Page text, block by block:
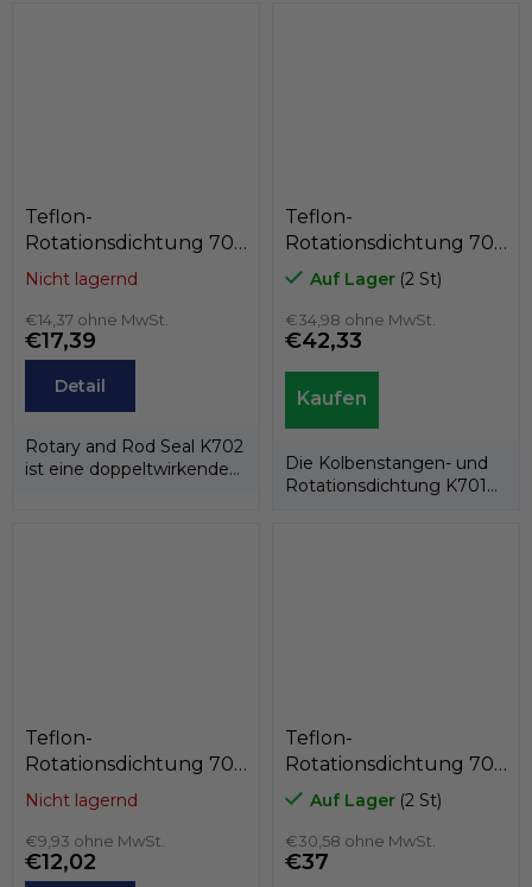
Teflon-
Rotationsdichtung 70
x 81 x 4,2
PTFE+Bronze/NBR,
Kastas K702-070
Nicht lagernd
€14,37 ohne MwSt.
€17,39
Detail
Rotary and Rod Seal K702
ist eine doppeltwirkende
Teflon-
Rotationsdichtung 70
x 79,4 x 7,1
PTFE+C/Edelstahlfeder,
Kastas K701-070
Auf Lager (2 St)
€34,98 ohne MwSt.
€42,33
Die Kolbenstangen- und
Rotationsdichtung K701
Teflon-
Rotationsdichtung 70
x 62,5 x 3,2
PTFE+Bronze/NBR,
Kastas K752-070
Nicht lagernd
€9,93 ohne MwSt.
€12,02
Teflon-
Rotationsdichtung 70
x 60,6 x 7,1
PTFE+C/Edelstahlfeder,
Kastas K751-070
Auf Lager (2 St)
€30,58 ohne MwSt.
€37